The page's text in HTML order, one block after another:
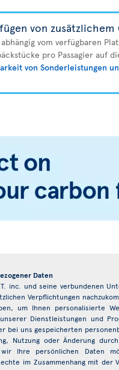
von zusätzlichem
vom verfügbaren
pro Passagier auf
von Sonderleistungen
Daten
inc. und seine verbundenen
Verpflichtungen
um Ihnen personalisierte
Dienstleistungen und
uns gespeicherten
Nutzung oder Änderung
Ihre persönlichen Daten
im Zusammenhang mit